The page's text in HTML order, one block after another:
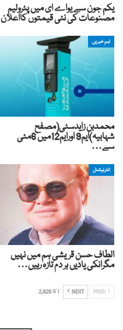
یکم جون سے یواے ای میں پٹرولیم
مصنوعات کی نئی قیمتوں کااعلان
اہم خبریں
محمدبن زایدسٹی(مصفح
شہابیہ)ایم9 اورایم12میں 6مئی
سے…
انٹرنیشنل
الطاف حسن قریشی ہم میں نہیں
مگرانکی یادیں ہر دم تازہ رہیں…
NEXT 1 کا 2,826